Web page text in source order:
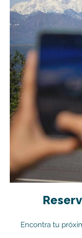
Encontra tu